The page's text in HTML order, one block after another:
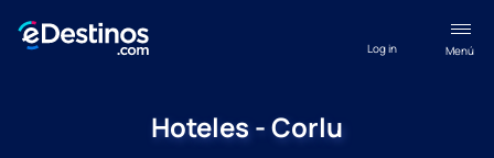
Menú
Log in
Hoteles - Corlu